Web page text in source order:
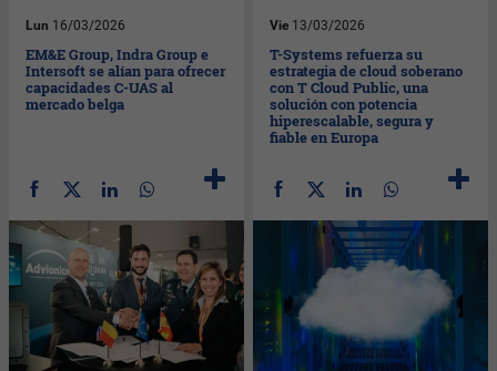
Lun 16/03/2026
EM&E Group, Indra Group e
Intersoft se alían para ofrecer
capacidades C-UAS al
mercado belga
Vie 13/03/2026
T-Systems refuerza su
estrategia de cloud soberano
con T Cloud Public, una
solución con potencia
hiperescalable, segura y
fiable en Europa